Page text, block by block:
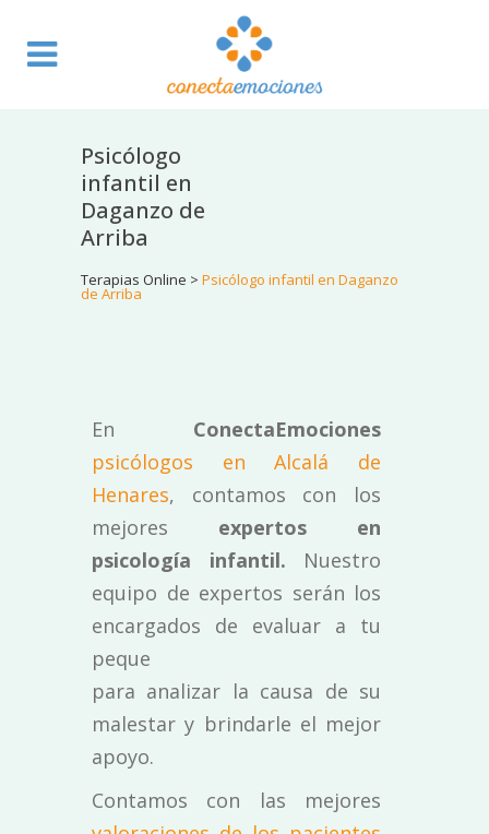
Psicólogo
infantil en
Daganzo de
Arriba
Terapias Online > Psicólogo infantil en Daganzo
de Arriba
En ConectaEmociones
psicólogos en Alcalá de
Henares, contamos con los
mejores expertos en
psicología infantil. Nuestro
equipo de expertos serán los
encargados de evaluar a tu
peque
para analizar la causa de su
malestar y brindarle el mejor
apoyo.
Contamos con las mejores